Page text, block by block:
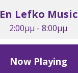
En Lefko Music
2:00μμ - 8:00μμ
Now Playing